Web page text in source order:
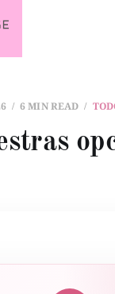
6 MIN READ